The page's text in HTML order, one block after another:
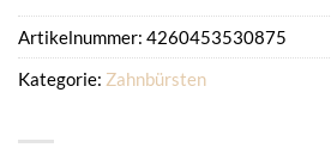
Artikelnummer: 4260453530875
Kategorie: Zahnbürsten